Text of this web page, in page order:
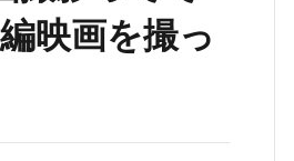
映画を撮っ